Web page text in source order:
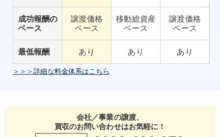
成功報酬の
ベース
譲渡価格
ベース
移動総資産
ベース
譲渡価格
ベース
最低報酬 あり あり あり
＞＞＞詳細な料金体系はこちら
会社／事業の譲渡、
買収のお問い合わせはお気軽に！